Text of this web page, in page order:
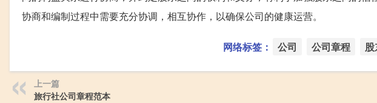
协商和编制过程中需要充分协调，相互协作，以确保公司的健康运营。
网络标签： 公司 公司章程
上一篇
旅行社公司章程范本